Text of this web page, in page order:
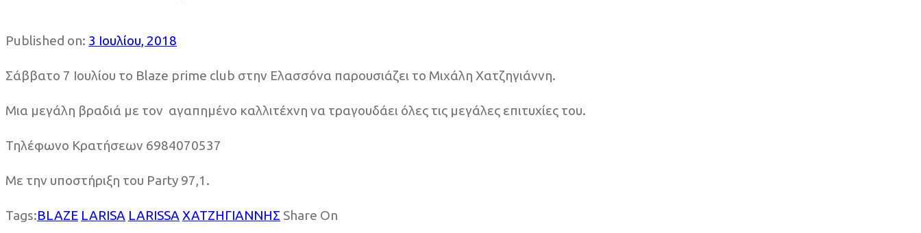
Published on: 3 Ιουλίου, 2018
Σάββατο 7 Ιουλίου το Blaze prime club στην Ελασσόνα παρουσιάζει το Μιχάλη Χατζηγιάννη.
Μια μεγάλη βραδιά με τον αγαπημένο καλλιτέχνη να τραγουδάει όλες τις μεγάλες επιτυχίες του.
Τηλέφωνο Κρατήσεων 6984070537
Με την υποστήριξη του Party 97,1.
Tags:BLAZE LARISA LARISSA ΧΑΤΖΗΓΙΑΝΝΗΣ Share On